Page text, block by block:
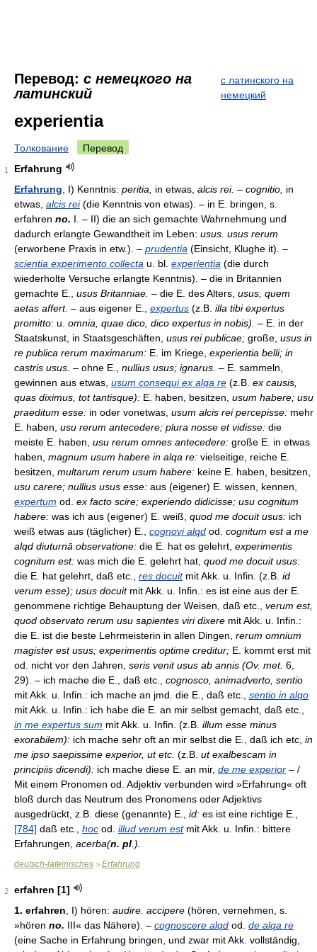
Перевод: с немецкого на
латинский
с латинского на
немецкий
experientia
Толкование Перевод
1
Erfahrung
Erfahrung , I) Kenntnis: peritia, in etwas, alcis rei. – cognitio, in
etwas, alcis rei(die Kenntnis von etwas). – in E. bringen, s.
erfahren no. I. – II) die an sich gemachte Wahrnehmung und
dadurch erlangte Gewandtheit im Leben: usus. usus rerum
(erworbene Praxis in etw.). – prudentia (Einsicht, Klughe it). –
scientia experimento collecta u. bl. experientia (die durch
wiederholte Versuche erlangte Kenntnis). – die in Britannien
gemachte E., usus Britanniae. – die E. des Alters, usus, quem
aetas affert. – aus eigener E., expertus (z.B. illa tibi expertus
promitto: u. omnia, quae dico, dico expertus in nobis). – E. in der
Staatskunst, in Staatsgeschäften, usus rei publicae; große, usus in
re publica rerum maximarum: E. im Kriege, experientia belli; in
castris usus. – ohne E., nullius usus; ignarus. – E. sammeln,
gewinnen aus etwas, usum consequi ex alqa re (z.B. ex causis,
quas diximus, tot tantisque): E. haben, besitzen, usum habere; usu
praeditum esse: in oder vonetwas, usum alcis rei percepisse: mehr
E. haben, usu rerum antecedere; plura nosse et vidisse: die
meiste E. haben, usu rerum omnes antecedere: große E. in etwas
haben, magnum usum habere in alqa re: vielseitige, reiche E.
besitzen, multarum rerum usum habere: keine E. haben, besitzen,
usu carere; nullius usus esse: aus (eigener) E. wissen, kennen,
expertum od. ex facto scire; experiendo didicisse; usu cognitum
habere: was ich aus (eigener) E. weiß, quod me docuit usus: ich
weiß etwas aus (täglicher) E., cognovi alqd od. cognitum est a me
alqd diuturnā observatione: die E. hat es gelehrt, experimentis
cognitum est: was mich die E. gelehrt hat, quod me docuit usus:
die E. hat gelehrt, daß etc., res docuitmit Akk. u. Infin. (z.B. id
verum esse); usus docuitmit Akk. u. Infin.: es ist eine aus der E.
genommene richtige Behauptung der Weisen, daß etc., verum est,
quod observato rerum usu sapientes viri dixere mit Akk. u. Infin.:
die E. ist die beste Lehrmeisterin in allen Dingen, rerum omnium
magister est usus; experimentis optime creditur; E. kommt erst mit
od. nicht vor den Jahren, seris venit usus ab annis (Ov. met. 6,
29). – ich mache die E., daß etc., cognosco, animadverto, sentio
mit Akk. u. Infin.: ich mache an jmd. die E., daß etc., sentio in alqo
mit Akk. u. Infin.: ich habe die E. an mir selbst gemacht, daß etc.,
in me expertus sum mit Akk. u. Infin. (z.B. illum esse minus
exorabilem): ich mache sehr oft an mir selbst die E., daß ich etc, in
me ipso saepissime experior, ut etc. (z.B. ut exalbescam in
principiis dicendi): ich mache diese E. an mir, de me experior – /
Mit einem Pronomen od. Adjektiv verbunden wird »Erfahrung« oft
bloß durch das Neutrum des Pronomens oder Adjektivs
ausgedrückt, z.B. diese (genannte) E., id: es ist eine richtige E.,
[784] daß etc., hoc od. illud verum estmit Akk. u. Infin.: bittere
Erfahrungen, acerba(n. pl .).
deutsch-lateinisches > Erfahrung
2
erfahren [1]
1. erfahren , I) hören: audire. accipere (hören, vernehmen, s.
»hören no. III« das Nähere). – cognoscere alqd od. de alqa re
(eine Sache in Erfahrung bringen, und zwar mit Akk. vollständig,